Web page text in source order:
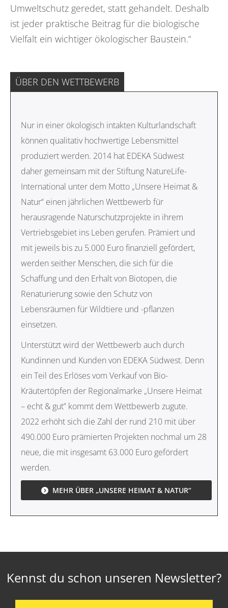
Umweltschutz geredet, statt gehandelt. Deshalb
ist jeder praktische Beitrag für die biologische
Vielfalt ein wichtiger ökologischer Baustein.“
ÜBER DEN WETTBEWERB
Nur in einer ökologisch intakten Kulturlandschaft
können qualitativ hochwertige Lebensmittel
produziert werden. 2014 hat EDEKA Südwest
daher gemeinsam mit der Stiftung NatureLife-
International unter dem Motto „Unsere Heimat &
Natur“ einen jährlichen Wettbewerb für
herausragende Naturschutzprojekte in ihrem
Vertriebsgebiet ins Leben gerufen. Prämiert und
mit jeweils bis zu 5.000 Euro finanziell gefördert,
werden seither Menschen, die sich für die
Schaffung und den Erhalt von Biotopen, die
Renaturierung sowie den Schutz von
Lebensräumen für Wildtiere und -pflanzen
einsetzen.
Unterstützt wird der Wettbewerb auch durch
Kundinnen und Kunden von EDEKA Südwest. Denn
ein Teil des Erlöses vom Verkauf von Bio-
Kräutertöpfen der Regionalmarke „Unsere Heimat
– echt & gut” kommt dem Wettbewerb zugute.
2022 erhöht sich die Zahl der rund 210 mit über
490.000 Euro prämierten Projekten nochmal um 28
neue, die mit insgesamt 63.000 Euro gefördert
werden.
MEHR ÜBER „UNSERE HEIMAT & NATUR“
Kennst du schon unseren Newsletter?